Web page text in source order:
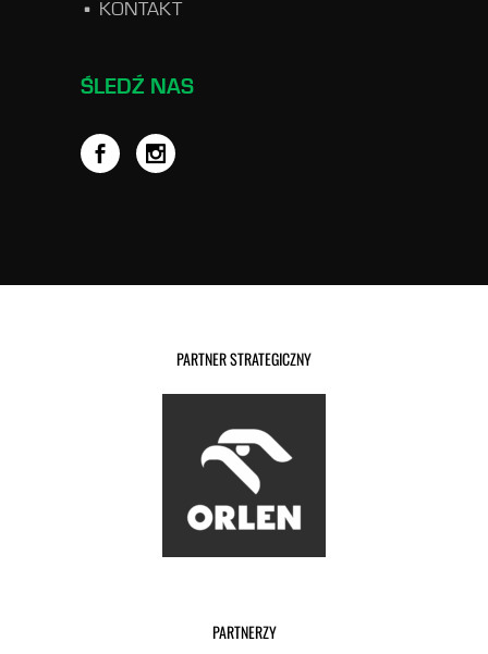
KONTAKT
ŚLEDŹ NAS
PARTNER STRATEGICZNY
PARTNERZY